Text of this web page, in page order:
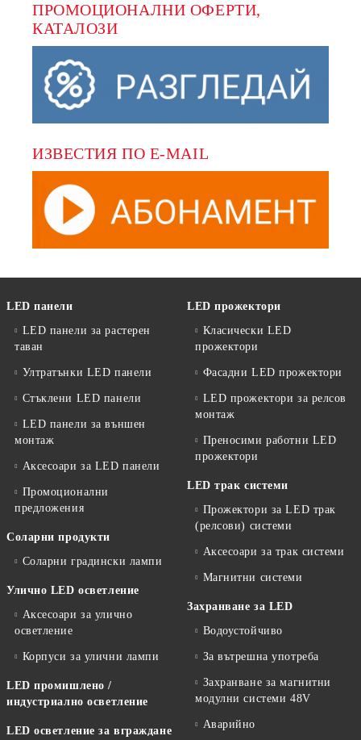
ПРОМОЦИОНАЛНИ ОФЕРТИ,
КАТАЛОЗИ
ИЗВЕСТИЯ ПО E-MAIL
LED панели
LED панели за растерен
таван
Ултратънки LED панели
Стъклени LED панели
LED панели за външен
монтаж
Аксесоари за LED панели
Промоционални
предложения
Соларни продукти
Соларни градински лампи
Улично LED осветление
Аксесоари за улично
осветление
Корпуси за улични лампи
LED промишлено /
индустриално осветление
LED осветление за вграждане
LED прожектори
Класически LED
прожектори
Фасадни LED прожектори
LED прожектори за релсов
монтаж
Преносими работни LED
прожектори
LED трак системи
Прожектори за LED трак
(релсови) системи
Аксесоари за трак системи
Магнитни системи
Захранване за LED
Водоустойчиво
За вътрешна употреба
Захранване за магнитни
модулни системи 48V
Аварийно